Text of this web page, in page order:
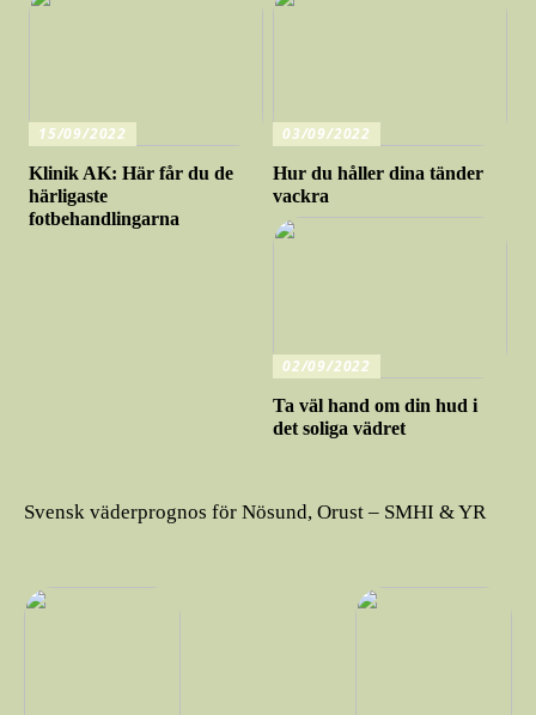
15/09/2022
Klinik AK: Här får du de
härligaste
fotbehandlingarna
03/09/2022
Hur du håller dina tänder
vackra
02/09/2022
Ta väl hand om din hud i
det soliga vädret
Svensk väderprognos för Nösund, Orust – SMHI & YR